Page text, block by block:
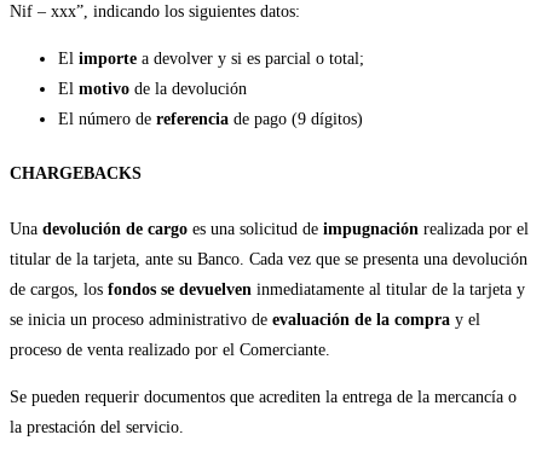
Nif – xxx”, indicando los siguientes datos:
El importe a devolver y si es parcial o total;
El motivo de la devolución
El número de referencia de pago (9 dígitos)
CHARGEBACKS
Una devolución de cargo es una solicitud de impugnación realizada por el
titular de la tarjeta, ante su Banco. Cada vez que se presenta una devolución
de cargos, los fondos se devuelven inmediatamente al titular de la tarjeta y
se inicia un proceso administrativo de evaluación de la compra y el
proceso de venta realizado por el Comerciante.
Se pueden requerir documentos que acrediten la entrega de la mercancía o
la prestación del servicio.